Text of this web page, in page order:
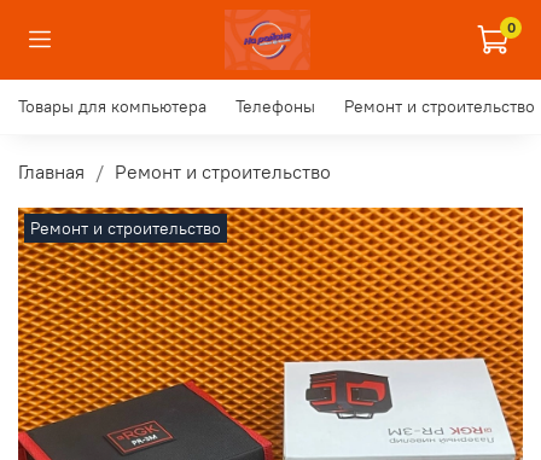
0
Товары для компьютера Телефоны Ремонт и строительство
Главная Ремонт и строительство
Ремонт и строительство